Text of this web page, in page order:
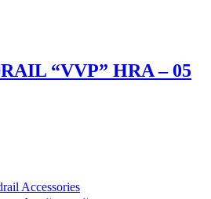
“VVP” HRA – 05
Accessories